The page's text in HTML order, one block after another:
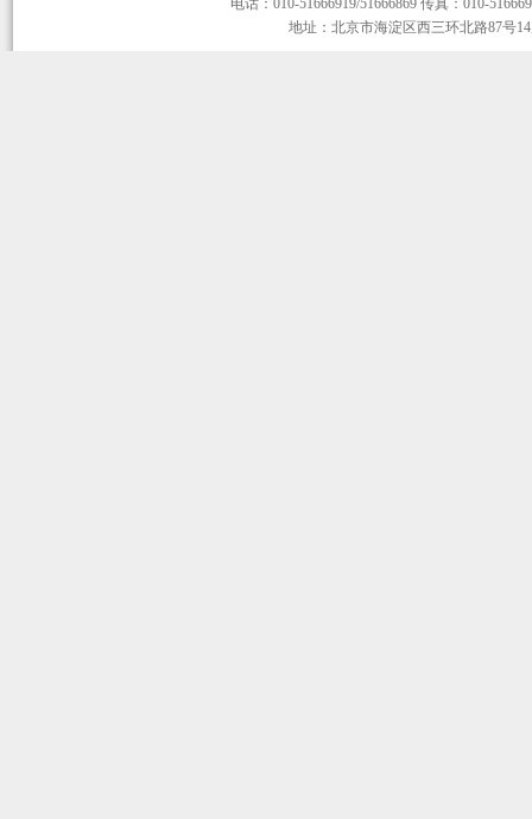
电话：010-51666919/51666869 传真：010-
地址：北京市海淀区西三环北路87号